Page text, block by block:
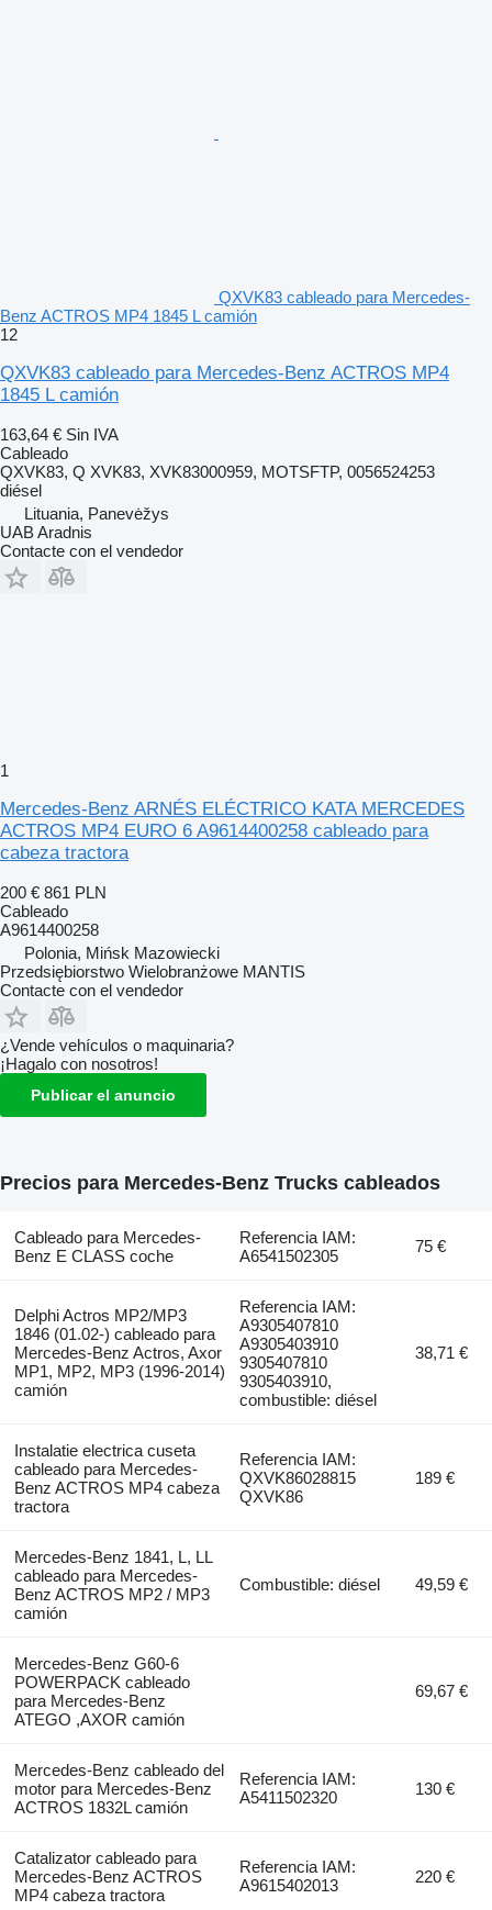
QXVK83 cableado para Mercedes-
Benz ACTROS MP4 1845 L camión
12
QXVK83 cableado para Mercedes-Benz ACTROS MP4
1845 L camión
163,64 € Sin IVA
Cableado
QXVK83, Q XVK83, XVK83000959, MOTSFTP, 0056524253
diésel
Lituania, Panevėžys
UAB Aradnis
Contacte con el vendedor
1
Mercedes-Benz ARNÉS ELÉCTRICO KATA MERCEDES
ACTROS MP4 EURO 6 A9614400258 cableado para
cabeza tractora
200 € 861 PLN
Cableado
A9614400258
Polonia, Mińsk Mazowiecki
Przedsiębiorstwo Wielobranżowe MANTIS
Contacte con el vendedor
¿Vende vehículos o maquinaria?
¡Hagalo con nosotros!
Publicar el anuncio
Precios para Mercedes-Benz Trucks cableados
Cableado para Mercedes-
Benz E CLASS coche
Referencia IAM:
A6541502305
75 €
Delphi Actros MP2/MP3
1846 (01.02-) cableado para
Mercedes-Benz Actros, Axor
MP1, MP2, MP3 (1996-2014)
camión
Referencia IAM:
A9305407810
A9305403910
9305407810
9305403910,
combustible: diésel
38,71 €
Instalatie electrica cuseta
cableado para Mercedes-
Benz ACTROS MP4 cabeza
tractora
Referencia IAM:
QXVK86028815
QXVK86
189 €
Mercedes-Benz 1841, L, LL
cableado para Mercedes-
Benz ACTROS MP2 / MP3
camión
Combustible: diésel 49,59 €
Mercedes-Benz G60-6
POWERPACK cableado
para Mercedes-Benz
ATEGO ,AXOR camión
69,67 €
Mercedes-Benz cableado del
motor para Mercedes-Benz
ACTROS 1832L camión
Referencia IAM:
A5411502320
130 €
Catalizator cableado para
Mercedes-Benz ACTROS
MP4 cabeza tractora
Referencia IAM:
A9615402013
220 €